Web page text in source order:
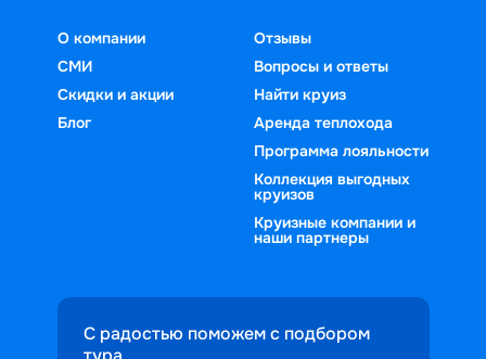
О компании
СМИ
Скидки и акции
Блог
Отзывы
Вопросы и ответы
Найти круиз
Аренда теплохода
Программа лояльности
Коллекция выгодных
круизов
Круизные компании и
наши партнеры
С радостью поможем с подбором